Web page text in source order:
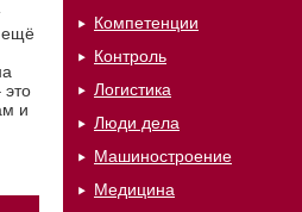
ещё
и
Компетенции
Контроль
Логистика
Люди дела
Машиностроение
Медицина